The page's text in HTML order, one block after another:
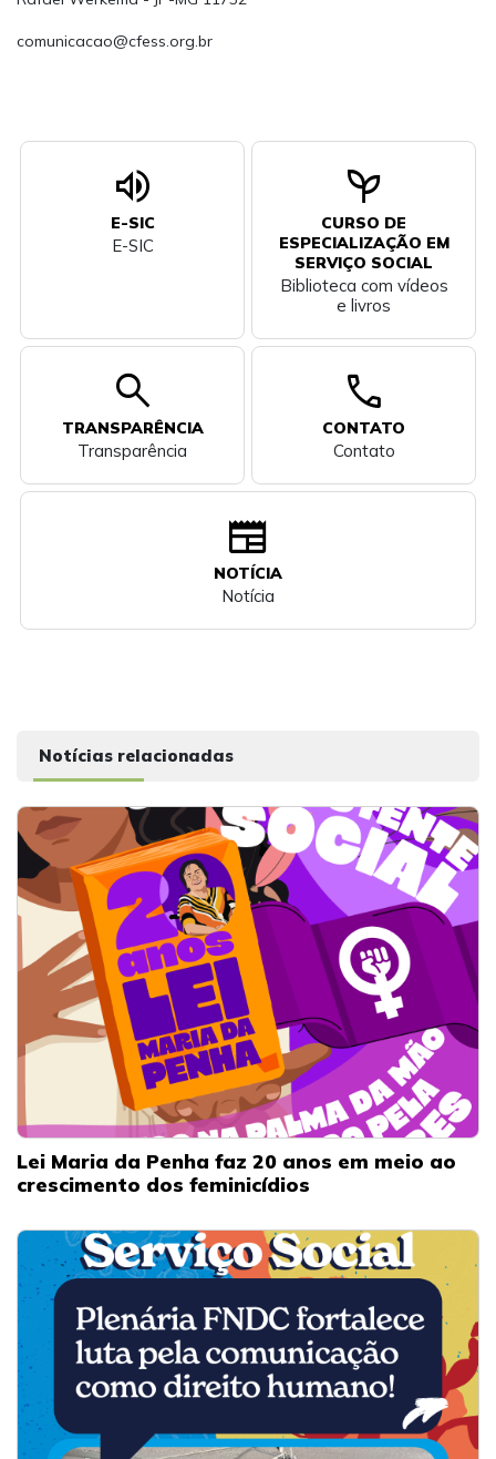
comunicacao@cfess.org.br
volume_up
E-SIC
E-SIC
psychiatry
CURSO DE
ESPECIALIZAÇÃO EM
SERVIÇO SOCIAL
Biblioteca com vídeos
e livros
search
TRANSPARÊNCIA
Transparência
call
CONTATO
Contato
newspaper
NOTÍCIA
Notícia
Notícias relacionadas
Lei Maria da Penha faz 20 anos em meio ao
crescimento dos feminicídios